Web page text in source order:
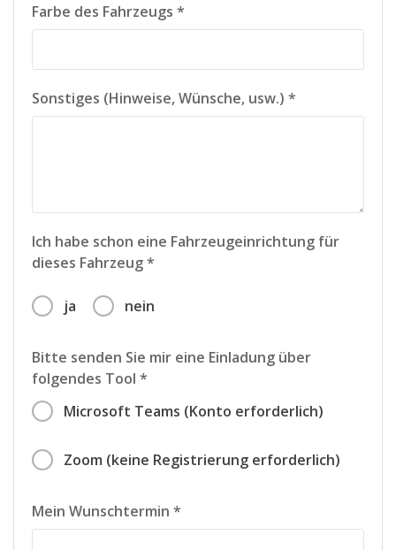
Farbe des Fahrzeugs *
Sonstiges (Hinweise, Wünsche, usw.) *
Ich habe schon eine Fahrzeugeinrichtung für
dieses Fahrzeug *
ja nein
Bitte senden Sie mir eine Einladung über
folgendes Tool *
Microsoft Teams (Konto erforderlich)
Zoom (keine Registrierung erforderlich)
Mein Wunschtermin *